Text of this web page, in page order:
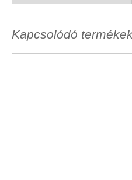
Kapcsolódó